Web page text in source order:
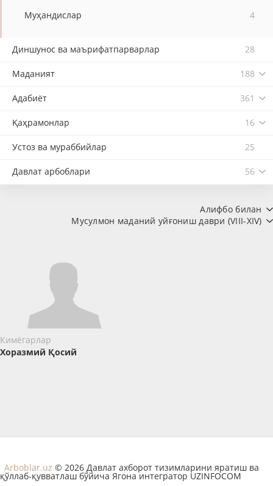
Муҳандислар
4
Диншунос ва маърифатпарварлар 28
Маданият 188
Адабиёт 361
Қаҳрамонлар 16
Устоз ва мураббийлар 25
Давлат арбоблари 56
Алифбо билан
Мусулмон маданий уйғониш даври (VIII-XIV)
Кимёгарлар
Хоразмий Қосий
Arboblar.uz © 2026 Давлат ахборот тизимларини яратиш ва
қўллаб-қувватлаш бўйича Ягона интегратор UZINFOCOM